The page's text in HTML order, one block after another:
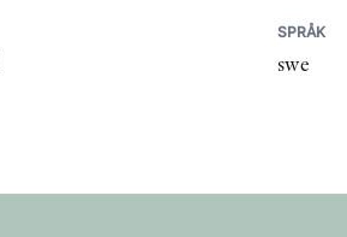
SPRÅK
swe